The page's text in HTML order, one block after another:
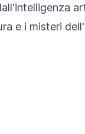
e i misteri